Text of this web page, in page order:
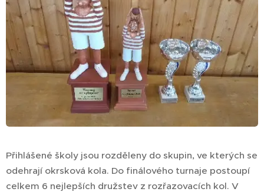
Přihlášené školy jsou rozděleny do skupin, ve kterých se
odehrají okrsková kola. Do finálového turnaje postoupí
celkem 6 nejlepších družstev z rozřazovacích kol. V